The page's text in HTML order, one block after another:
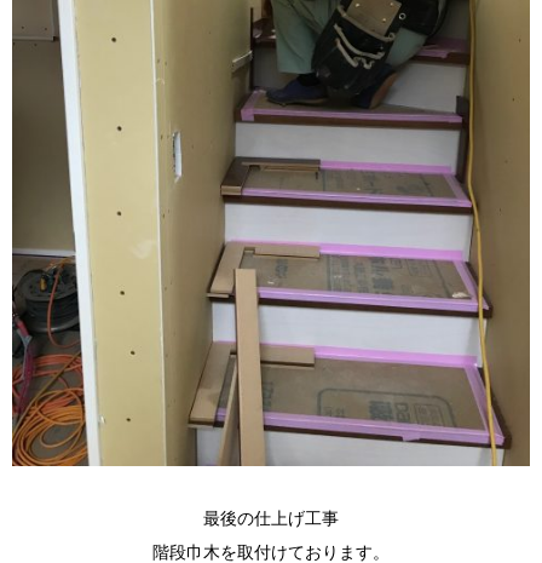
最後の仕上げ工事
階段巾木を取付けております。